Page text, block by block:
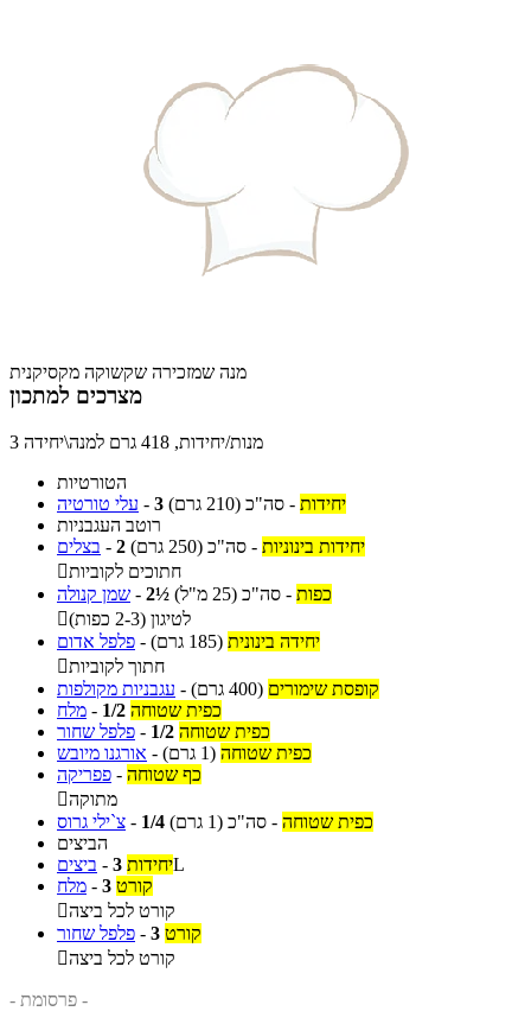
מנה שמזכירה שקשוקה מקסיקנית
מצרכים למתכון
3 מנות/יחידות, 418 גרם למנה\יחידה
הטורטיות
עלי טורטיה - 3 יחידות - סה"כ (210 גרם)
רוטב העגבניות
בצלים - 2 יחידות בינוניות - סה"כ (250 גרם)
חתוכים לקוביות
שמן קנולה - 2½ כפות - סה"כ (25 מ"ל)

לטיגון (2-3 כפות)
פלפל אדום - יחידה בינונית (185 גרם)
חתוך לקוביות
עגבניות מקולפות - קופסת שימורים (400 גרם)
מלח - 1/2 כפית שטוחה
פלפל שחור - 1/2 כפית שטוחה
אורגנו מיובש - כפית שטוחה (1 גרם)
פפריקה - כף שטוחה
מתוקה
צ`ילי גרוס - 1/4 כפית שטוחה - סה"כ (1 גרם)
הביצים
ביצים - 3 יחידותL
מלח - 3 קורט
קורט לכל ביצה
פלפל שחור - 3 קורט
קורט לכל ביצה
- פרסומת -